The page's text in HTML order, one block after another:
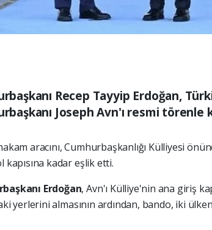
Recep Tayyip Erdoğan,
Joseph Avn'ı resmi törenle
aracını, Cumhurbaşkanlığı Külliyesi
kapısına kadar eşlik etti.
Erdoğan, Avn'ı Külliye'nin ana giriş
yerlerini almasının ardından, bando, iki